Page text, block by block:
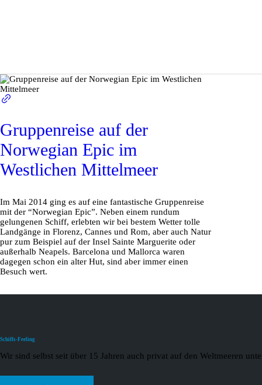
Gruppenreise auf der
Norwegian Epic im
Westlichen Mittelmeer
Im Mai 2014 ging es auf eine fantastische Gruppenreise
mit der “Norwegian Epic”. Neben einem rundum
gelungenen Schiff, erlebten wir bei bestem Wetter tolle
Landgänge in Florenz, Cannes und Rom, aber auch Natur
pur zum Beispiel auf der Insel Sainte Marguerite oder
außerhalb Neapels. Barcelona und Mallorca waren
dagegen schon ein alter Hut, sind aber immer einen
Besuch wert.
Schiffs-Feeling
Wir sind selbst seit über 15 Jahren auch privat auf den Weltmeeren